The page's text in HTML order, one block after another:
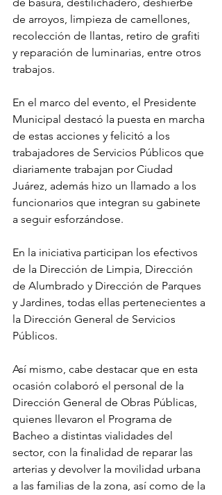
de arroyos, limpieza de camellones,
recolección de llantas, retiro de grafiti
y reparación de luminarias, entre otros
trabajos.
En el marco del evento, el Presidente
Municipal destacó la puesta en marcha
de estas acciones y felicitó a los
trabajadores de Servicios Públicos que
diariamente trabajan por Ciudad
Juárez, además hizo un llamado a los
funcionarios que integran su gabinete
a seguir esforzándose.
En la iniciativa participan los efectivos
de la Dirección de Limpia, Dirección
de Alumbrado y Dirección de Parques
y Jardines, todas ellas pertenecientes a
la Dirección General de Servicios
Públicos.
Así mismo, cabe destacar que en esta
ocasión colaboró el personal de la
Dirección General de Obras Públicas,
quienes llevaron el Programa de
Bacheo a distintas vialidades del
sector, con la finalidad de reparar las
arterias y devolver la movilidad urbana
a las familias de la zona, así como de la